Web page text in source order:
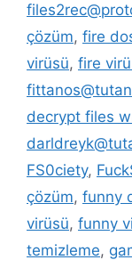
çözüm, fire
virüsü, fire
decrypt files
FS0ciety,
çözüm, funny
virüsü, funny
temizleme,